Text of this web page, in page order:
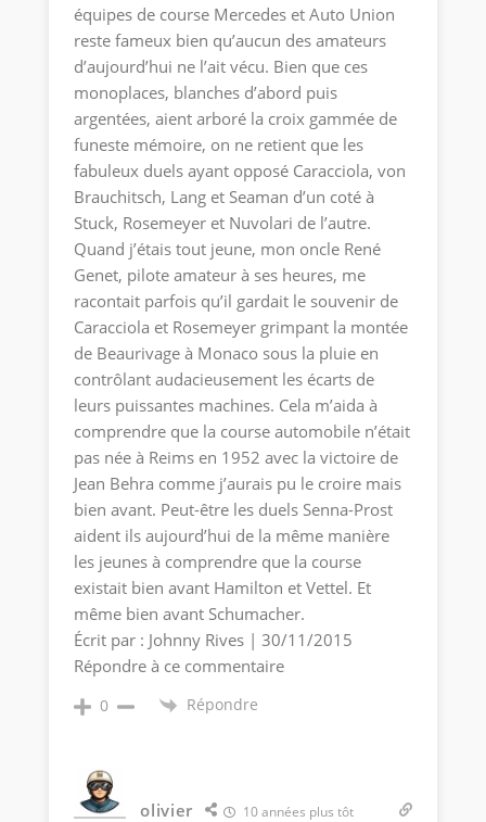
équipes de course Mercedes et Auto Union
reste fameux bien qu’aucun des amateurs
d’aujourd’hui ne l’ait vécu. Bien que ces
monoplaces, blanches d’abord puis
argentées, aient arboré la croix gammée de
funeste mémoire, on ne retient que les
fabuleux duels ayant opposé Caracciola, von
Brauchitsch, Lang et Seaman d’un coté à
Stuck, Rosemeyer et Nuvolari de l’autre.
Quand j’étais tout jeune, mon oncle René
Genet, pilote amateur à ses heures, me
racontait parfois qu’il gardait le souvenir de
Caracciola et Rosemeyer grimpant la montée
de Beaurivage à Monaco sous la pluie en
contrôlant audacieusement les écarts de
leurs puissantes machines. Cela m’aida à
comprendre que la course automobile n’était
pas née à Reims en 1952 avec la victoire de
Jean Behra comme j’aurais pu le croire mais
bien avant. Peut-être les duels Senna-Prost
aident ils aujourd’hui de la même manière
les jeunes à comprendre que la course
existait bien avant Hamilton et Vettel. Et
même bien avant Schumacher.
Écrit par : Johnny Rives | 30/11/2015
Répondre à ce commentaire
0 Répondre
olivier 10 années plus tôt